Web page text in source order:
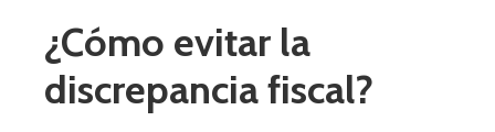
¿Cómo evitar la
discrepancia fiscal?